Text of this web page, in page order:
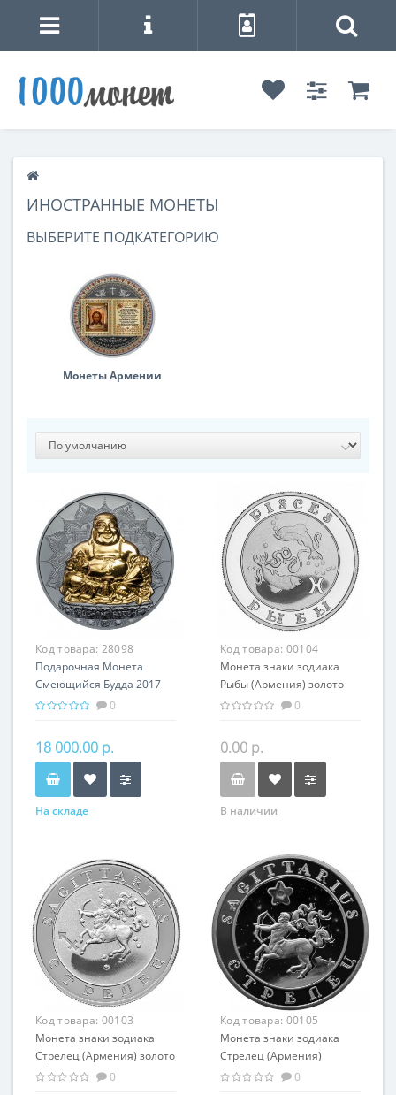
ИНОСТРАННЫЕ МОНЕТЫ
ВЫБЕРИТЕ ПОДКАТЕГОРИЮ
Монеты Армении
Код товара: 28098
Подарочная Монета
Смеющийся Будда 2017
серебро 62.20 гр Китай
0
18 000.00 р.
На складе
Код товара: 00104
Монета знаки зодиака
Рыбы (Армения) золото
7.74 гр - оригинальный
рождения
0
0.00 р.
В наличии
Код товара: 00103
Монета знаки зодиака
Стрелец (Армения) золото
7.74 гр - оригинальный
0
Код товара: 00105
Монета знаки зодиака
Стрелец (Армения)
серебро 28,28 гр -
0